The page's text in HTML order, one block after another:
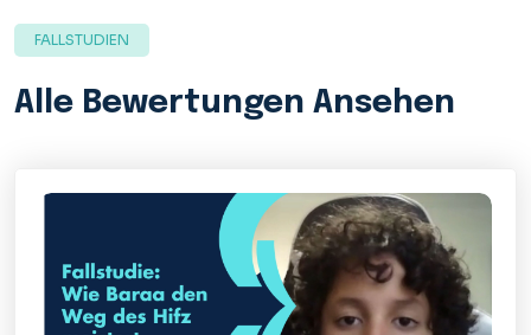
FALLSTUDIEN
Alle Bewertungen Ansehen